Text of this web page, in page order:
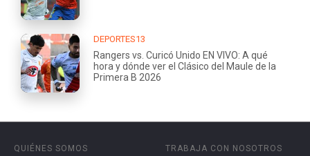
DEPORTES13
Rangers vs. Curicó Unido EN VIVO: A qué
hora y dónde ver el Clásico del Maule de la
Primera B 2026
QUIÉNES SOMOS
TRABAJA CON NOSOTROS